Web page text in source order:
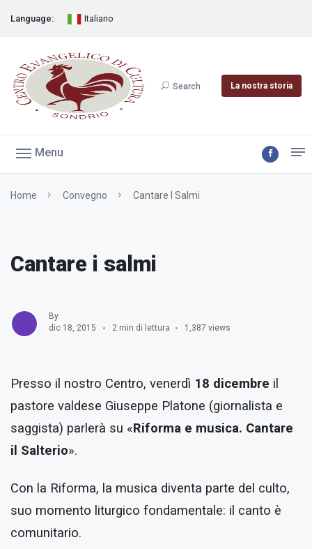
Language: Italiano
Search La nostra storia
Menu
Home Convegno Cantare I Salmi
Cantare i salmi
By
dic 18, 2015
2 min di lettura 1,387 views
Presso il nostro Centro, venerdì 18 dicembre il
pastore valdese Giuseppe Platone (giornalista e
saggista) parlerà su «Riforma e musica. Cantare
il Salterio».
Con la Riforma, la musica diventa parte del culto,
suo momento liturgico fondamentale: il canto è
comunitario.